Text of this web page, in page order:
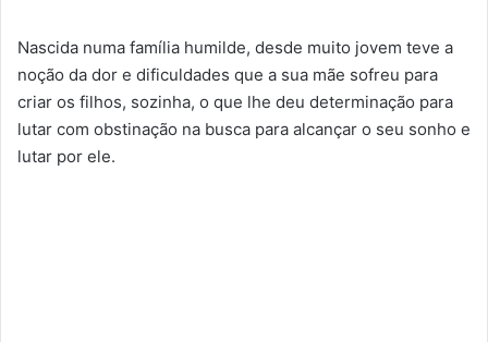
Nascida numa família humilde, desde muito jovem teve a
noção da dor e dificuldades que a sua mãe sofreu para
criar os filhos, sozinha, o que lhe deu determinação para
lutar com obstinação na busca para alcançar o seu sonho e
lutar por ele.